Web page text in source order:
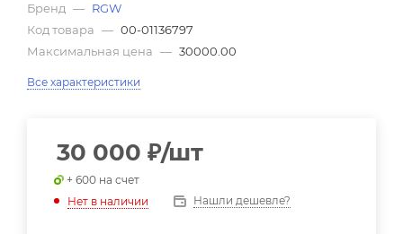
Бренд — RGW
Код товара — 00-01136797
Максимальная цена — 30000.00
Все характеристики
30 000 ₽/шт
+ 600 на счет
Нет в наличии
Нашли дешевле?